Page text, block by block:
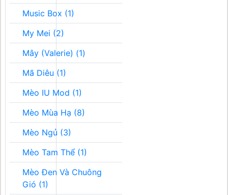
Music Box (1)
My Mei (2)
Mây (Valerie) (1)
Mã Diêu (1)
Mèo IU Mod (1)
Mèo Mùa Hạ (8)
Mèo Ngủ (3)
Mèo Tam Thể (1)
Mèo Đen Và Chuông
Gió (1)